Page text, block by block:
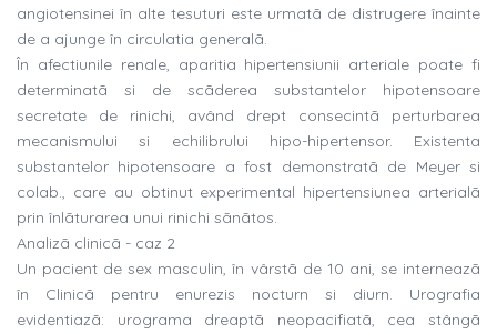
angiotensinei în alte tesuturi este urmatã de distrugere înainte
de a ajunge în circulatia generalã.
În afectiunile renale, aparitia hipertensiunii arteriale poate fi
determinatã si de scãderea substantelor hipotensoare
secretate de rinichi, având drept consecintã perturbarea
mecanismului si echilibrului hipo-hipertensor. Existenta
substantelor hipotensoare a fost demonstratã de Meyer si
colab., care au obtinut experimental hipertensiunea arterialã
prin înlãturarea unui rinichi sãnãtos.
Analizã clinicã - caz 2
Un pacient de sex masculin, în vârstã de 10 ani, se interneazã
în Clinicã pentru enurezis nocturn si diurn. Urografia
evidentiazã: urograma dreaptã neopacifiatã, cea stângã